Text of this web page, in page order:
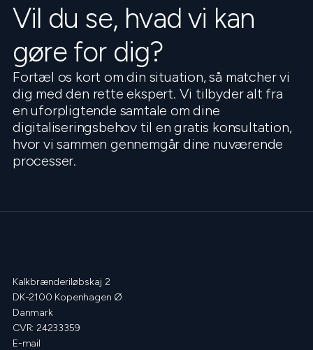
Vil du se, hvad vi kan
gøre for dig?
Fortæl os kort om din situation, så matcher vi
dig med den rette ekspert. Vi tilbyder alt fra
en uforpligtende samtale om dine
digitaliseringsbehov til en gratis konsultation,
hvor vi sammen gennemgår dine nuværende
processer.
Kalkbrænderiløbskaj 2
DK-2100 Kopenhagen Ø
Danmark
CVR: 24233359
E-mail